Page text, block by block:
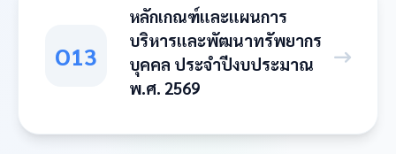
O13
หลักเกณฑ์และแผนการ
บริหารและพัฒนาทรัพยากร
บุคคล ประจำปีงบประมาณ
พ.ศ. 2569